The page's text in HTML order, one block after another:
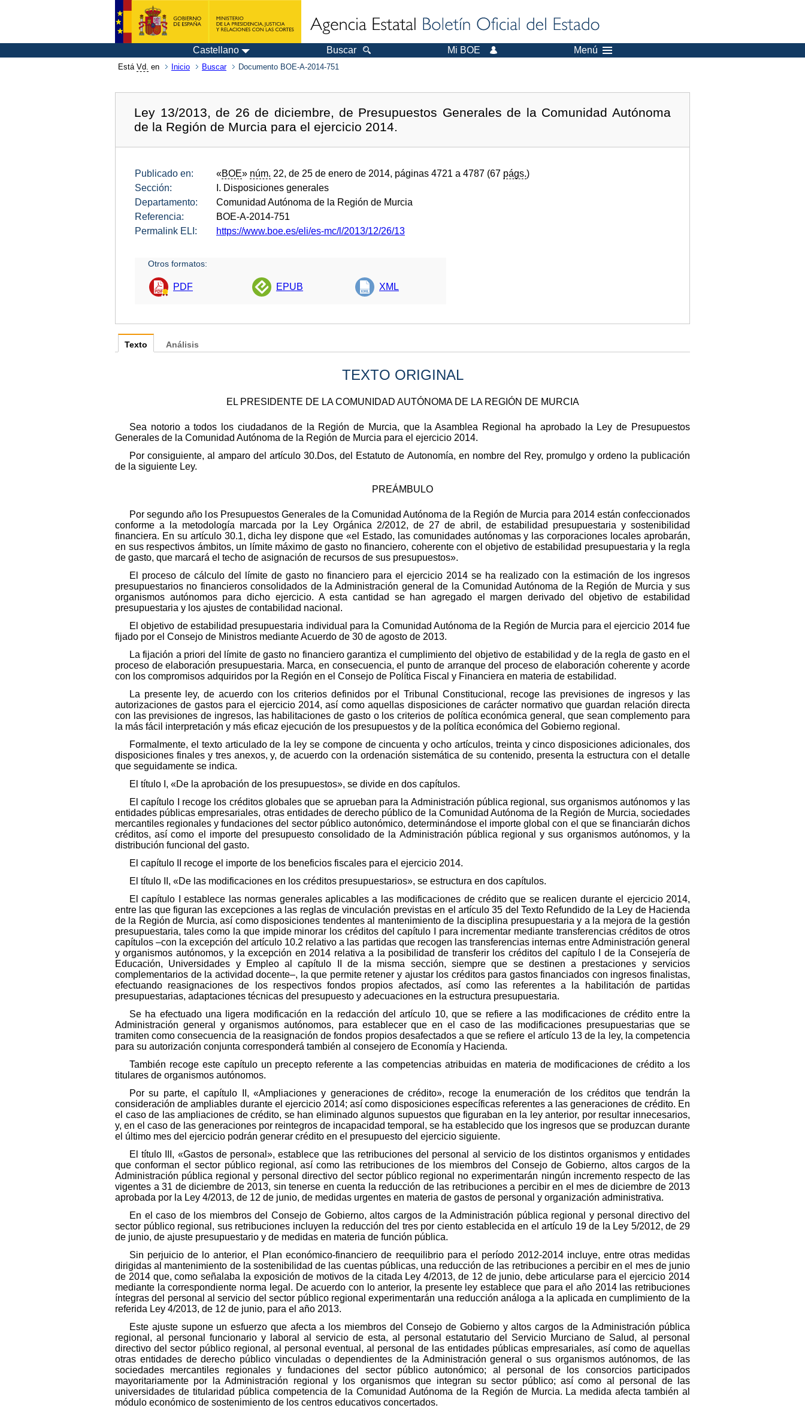
Castellano Buscar Mi BOE Menú
Está Vd. en Inicio Buscar Documento BOE-A-2014-751
Ley 13/2013, de 26 de diciembre, de Presupuestos Generales de la Comunidad Autónoma
de la Región de Murcia para el ejercicio 2014.
Publicado en: «BOE» núm. 22, de 25 de enero de 2014, páginas 4721 a 4787 (67 págs.)
Sección:
I. Disposiciones generales
Departamento:
Comunidad Autónoma de la Región de Murcia
Referencia:
BOE-A-2014-751
Permalink ELI:
https://www.boe.es/eli/es-mc/l/2013/12/26/13
Otros formatos:
PDF EPUB XML
Texto
TEXTO ORIGINAL
EL PRESIDENTE DE LA COMUNIDAD AUTÓNOMA DE LA REGIÓN DE MURCIA
Sea notorio a todos los ciudadanos de la Región de Murcia, que la Asamblea Regional ha aprobado la Ley de Presupuestos
Generales de la Comunidad Autónoma de la Región de Murcia para el ejercicio 2014.
Por consiguiente, al amparo del artículo 30.Dos, del Estatuto de Autonomía, en nombre del Rey, promulgo y ordeno la publicación
de la siguiente Ley.
PREÁMBULO
Por segundo año los Presupuestos Generales de la Comunidad Autónoma de la Región de Murcia para 2014 están confeccionados
conforme a la metodología marcada por la Ley Orgánica 2/2012, de 27 de abril, de estabilidad presupuestaria y sostenibilidad
financiera. En su artículo 30.1, dicha ley dispone que «el Estado, las comunidades autónomas y las corporaciones locales aprobarán,
en sus respectivos ámbitos, un límite máximo de gasto no financiero, coherente con el objetivo de estabilidad presupuestaria y la regla
de gasto, que marcará el techo de asignación de recursos de sus presupuestos».
El proceso de cálculo del límite de gasto no financiero para el ejercicio 2014 se ha realizado con la estimación de los ingresos
presupuestarios no financieros consolidados de la Administración general de la Comunidad Autónoma de la Región de Murcia y sus
organismos autónomos para dicho ejercicio. A esta cantidad se han agregado el margen derivado del objetivo de estabilidad
presupuestaria y los ajustes de contabilidad nacional.
El objetivo de estabilidad presupuestaria individual para la Comunidad Autónoma de la Región de Murcia para el ejercicio 2014 fue
fijado por el Consejo de Ministros mediante Acuerdo de 30 de agosto de 2013.
La fijación a priori del límite de gasto no financiero garantiza el cumplimiento del objetivo de estabilidad y de la regla de gasto en el
proceso de elaboración presupuestaria. Marca, en consecuencia, el punto de arranque del proceso de elaboración coherente y acorde
con los compromisos adquiridos por la Región en el Consejo de Política Fiscal y Financiera en materia de estabilidad.
La presente ley, de acuerdo con los criterios definidos por el Tribunal Constitucional, recoge las previsiones de ingresos y las
autorizaciones de gastos para el ejercicio 2014, así como aquellas disposiciones de carácter normativo que guardan relación directa
con las previsiones de ingresos, las habilitaciones de gasto o los criterios de política económica general, que sean complemento para
la más fácil interpretación y más eficaz ejecución de los presupuestos y de la política económica del Gobierno regional.
Formalmente, el texto articulado de la ley se compone de cincuenta y ocho artículos, treinta y cinco disposiciones adicionales, dos
disposiciones finales y tres anexos, y, de acuerdo con la ordenación sistemática de su contenido, presenta la estructura con el detalle
que seguidamente se indica.
El título I, «De la aprobación de los presupuestos», se divide en dos capítulos.
El capítulo I recoge los créditos globales que se aprueban para la Administración pública regional, sus organismos autónomos y las
entidades públicas empresariales, otras entidades de derecho público de la Comunidad Autónoma de la Región de Murcia, sociedades
mercantiles regionales y fundaciones del sector público autonómico, determinándose el importe global con el que se financiarán dichos
créditos, así como el importe del presupuesto consolidado de la Administración pública regional y sus organismos autónomos, y la
distribución funcional del gasto.
El capítulo II recoge el importe de los beneficios fiscales para el ejercicio 2014.
El título II, «De las modificaciones en los créditos presupuestarios», se estructura en dos capítulos.
El capítulo I establece las normas generales aplicables a las modificaciones de crédito que se realicen durante el ejercicio 2014,
entre las que figuran las excepciones a las reglas de vinculación previstas en el artículo 35 del Texto Refundido de la Ley de Hacienda
de la Región de Murcia, así como disposiciones tendentes al mantenimiento de la disciplina presupuestaria y a la mejora de la gestión
presupuestaria, tales como la que impide minorar los créditos del capítulo I para incrementar mediante transferencias créditos de otros
capítulos –con la excepción del artículo 10.2 relativo a las partidas que recogen las transferencias internas entre Administración general
y organismos autónomos, y la excepción en 2014 relativa a la posibilidad de transferir los créditos del capítulo I de la Consejería de
Educación, Universidades y Empleo al capítulo II de la misma sección, siempre que se destinen a prestaciones y servicios
complementarios de la actividad docente–, la que permite retener y ajustar los créditos para gastos financiados con ingresos finalistas,
efectuando reasignaciones de los respectivos fondos propios afectados, así como las referentes a la habilitación de partidas
presupuestarias, adaptaciones técnicas del presupuesto y adecuaciones en la estructura presupuestaria.
Se ha efectuado una ligera modificación en la redacción del artículo 10, que se refiere a las modificaciones de crédito entre la
Administración general y organismos autónomos, para establecer que en el caso de las modificaciones presupuestarias que se
tramiten como consecuencia de la reasignación de fondos propios desafectados a que se refiere el artículo 13 de la ley, la competencia
para su autorización conjunta corresponderá también al consejero de Economía y Hacienda.
También recoge este capítulo un precepto referente a las competencias atribuidas en materia de modificaciones de crédito a los
titulares de organismos autónomos.
Por su parte, el capítulo II, «Ampliaciones y generaciones de crédito», recoge la enumeración de los créditos que tendrán la
consideración de ampliables durante el ejercicio 2014; así como disposiciones específicas referentes a las generaciones de crédito. En
el caso de las ampliaciones de crédito, se han eliminado algunos supuestos que figuraban en la ley anterior, por resultar innecesarios,
y, en el caso de las generaciones por reintegros de incapacidad temporal, se ha establecido que los ingresos que se produzcan durante
el último mes del ejercicio podrán generar crédito en el presupuesto del ejercicio siguiente.
El título III, «Gastos de personal», establece que las retribuciones del personal al servicio de los distintos organismos y entidades
que conforman el sector público regional, así como las retribuciones de los miembros del Consejo de Gobierno, altos cargos de la
Administración pública regional y personal directivo del sector público regional no experimentarán ningún incremento respecto de las
vigentes a 31 de diciembre de 2013, sin tenerse en cuenta la reducción de las retribuciones a percibir en el mes de diciembre de 2013
aprobada por la Ley 4/2013, de 12 de junio, de medidas urgentes en materia de gastos de personal y organización administrativa.
En el caso de los miembros del Consejo de Gobierno, altos cargos de la Administración pública regional y personal directivo del
sector público regional, sus retribuciones incluyen la reducción del tres por ciento establecida en el artículo 19 de la Ley 5/2012, de 29
de junio, de ajuste presupuestario y de medidas en materia de función pública.
Sin perjuicio de lo anterior, el Plan económico-financiero de reequilibrio para el período 2012-2014 incluye, entre otras medidas
dirigidas al mantenimiento de la sostenibilidad de las cuentas públicas, una reducción de las retribuciones a percibir en el mes de junio
de 2014 que, como señalaba la exposición de motivos de la citada Ley 4/2013, de 12 de junio, debe articularse para el ejercicio 2014
mediante la correspondiente norma legal. De acuerdo con lo anterior, la presente ley establece que para el año 2014 las retribuciones
íntegras del personal al servicio del sector público regional experimentarán una reducción análoga a la aplicada en cumplimiento de la
referida Ley 4/2013, de 12 de junio, para el año 2013.
Este ajuste supone un esfuerzo que afecta a los miembros del Consejo de Gobierno y altos cargos de la Administración pública
regional, al personal funcionario y laboral al servicio de esta, al personal estatutario del Servicio Murciano de Salud, al personal
directivo del sector público regional, al personal eventual, al personal de las entidades públicas empresariales, así como de aquellas
otras entidades de derecho público vinculadas o dependientes de la Administración general o sus organismos autónomos, de las
sociedades mercantiles regionales y fundaciones del sector público autonómico; al personal de los consorcios participados
mayoritariamente por la Administración regional y los organismos que integran su sector público; así como al personal de las
universidades de titularidad pública competencia de la Comunidad Autónoma de la Región de Murcia. La medida afecta también al
módulo económico de sostenimiento de los centros educativos concertados.
Análisis